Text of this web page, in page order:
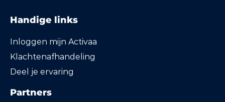
Handige links
Inloggen mijn Activaa
Klachtenafhandeling
Deel je ervaring
Partners